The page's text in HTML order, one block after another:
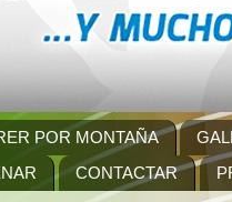
POR MONTAÑA
CONTACTAR